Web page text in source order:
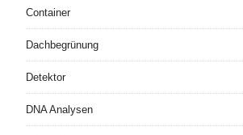
Container
Dachbegrünung
Detektor
DNA Analysen